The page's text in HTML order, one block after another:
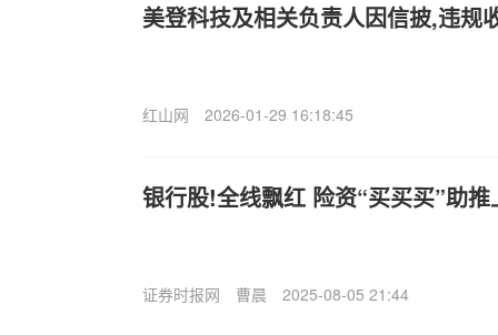
美登科技及相关负责人因信披,违规
红山网 2026-01-29 16:18:45
银行股!全线飘红 险资“买买买”助推
证券时报网 曹晨 2025-08-05 21:44